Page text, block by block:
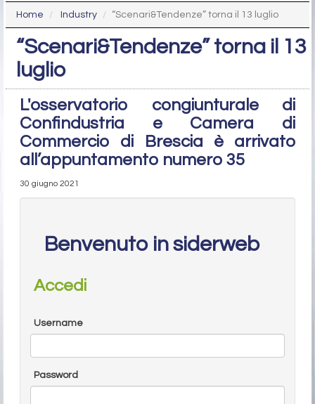
Home Industry “Scenari&Tendenze” torna il 13 luglio
“Scenari&Tendenze” torna il 13
luglio
L'osservatorio congiunturale di
Confindustria e Camera di
Commercio di Brescia è arrivato
all’appuntamento numero 35
30 giugno 2021
Benvenuto in siderweb
Accedi
Username
Password